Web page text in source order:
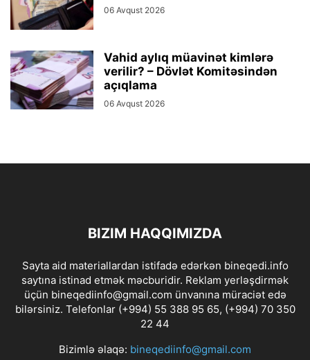
06 Avqust 2026
Vahid aylıq müavinət kimlərə
verilir? – Dövlət Komitəsindən
açıqlama
06 Avqust 2026
BIZIM HAQQIMIZDA
Sayta aid materiallardan istifadə edərkən bineqedi.info
saytına istinad etmək məcburidir. Reklam yerləşdirmək
üçün bineqediinfo@gmail.com ünvanına müraciət edə
bilərsiniz. Telefonlar (+994) 55 388 95 65, (+994) 70 350
22 44
Bizimlə əlaqə: bineqediinfo@gmail.com